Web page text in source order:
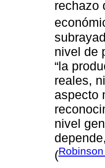
rechazo
nivel de
“la
reales,
aspecto
nivel
(